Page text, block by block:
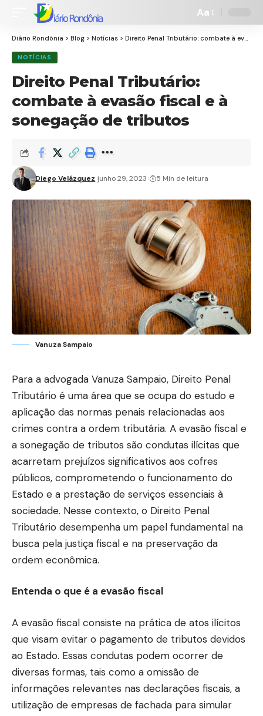
Font
Resizer
Aa
Diário Rondônia > Blog > Notícias > Direito Penal Tributário: combate à evasão fiscal e à sonegação de tributos
NOTÍCIAS
Direito Penal Tributário:
combate à evasão fiscal e à
sonegação de tributos
Diego Velázquez junho 29, 2023 5 Min de leitura
Vanuza Sampaio
Para a advogada Vanuza Sampaio, Direito Penal
Tributário é uma área que se ocupa do estudo e
aplicação das normas penais relacionadas aos
crimes contra a ordem tributária. A evasão fiscal e
a sonegação de tributos são condutas ilícitas que
acarretam prejuízos significativos aos cofres
públicos, comprometendo o funcionamento do
Estado e a prestação de serviços essenciais à
sociedade. Nesse contexto, o Direito Penal
Tributário desempenha um papel fundamental na
busca pela justiça fiscal e na preservação da
ordem econômica.
Entenda o que é a evasão fiscal
A evasão fiscal consiste na prática de atos ilícitos
que visam evitar o pagamento de tributos devidos
ao Estado. Essas condutas podem ocorrer de
diversas formas, tais como a omissão de
informações relevantes nas declarações fiscais, a
utilização de empresas de fachada para simular